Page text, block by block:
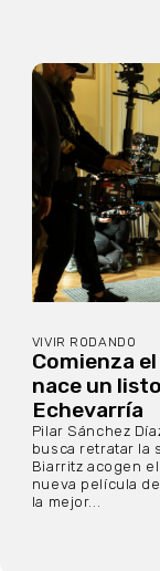
VIVIR RODANDO
Comienza
nace un
Echevarría
Pilar Sánchez
busca retratar la
Biarritz acogen el
nueva película
la mejor...